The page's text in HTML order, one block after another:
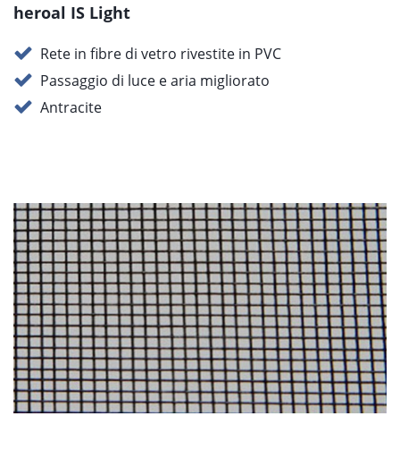
heroal IS Light
Rete in fibre di vetro rivestite in PVC
Passaggio di luce e aria migliorato
Antracite